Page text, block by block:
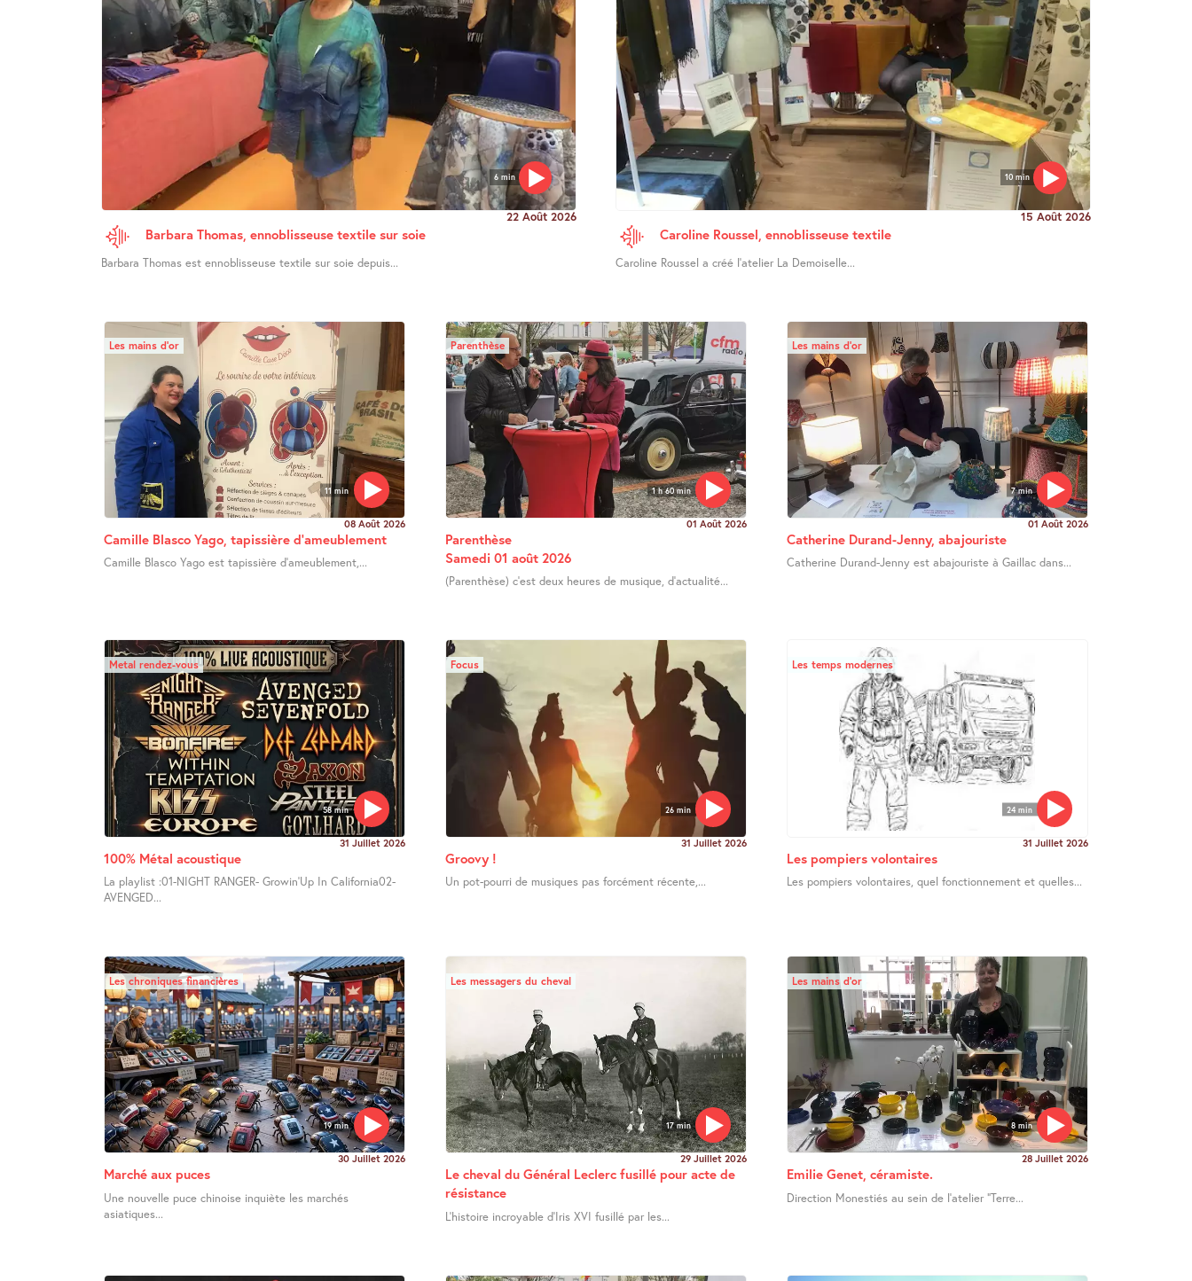
6 min
22 Août 2026
Barbara Thomas, ennoblisseuse textile sur soie
Barbara Thomas est ennoblisseuse textile sur soie depuis...
10 min
15 Août 2026
Caroline Roussel, ennoblisseuse textile
Caroline Roussel a créé l’atelier La Demoiselle...
11 min
Les mains d’or
08 Août 2026
Camille Blasco Yago, tapissière d’ameublement
Camille Blasco Yago est tapissière d’ameublement,...
1 h 60 min
Parenthèse
01 Août 2026
Parenthèse
Samedi 01 août 2026
(Parenthèse) c’est deux heures de musique, d’actualité...
7 min
Les mains d’or
01 Août 2026
Catherine Durand-Jenny, abajouriste
Catherine Durand-Jenny est abajouriste à Gaillac dans...
58 min
Metal rendez-vous
31 Juillet 2026
100% Métal acoustique
La playlist :01-NIGHT RANGER- Growin’Up In California02-
AVENGED...
26 min
Focus
31 Juillet 2026
Groovy !
Un pot-pourri de musiques pas forcément récente,...
24 min
Les temps modernes
31 Juillet 2026
Les pompiers volontaires
Les pompiers volontaires, quel fonctionnement et quelles...
19 min
Les chroniques financières
30 Juillet 2026
Marché aux puces
Une nouvelle puce chinoise inquiète les marchés
asiatiques...
17 min
Les messagers du cheval
29 Juillet 2026
Le cheval du Général Leclerc fusillé pour acte de
résistance
L’histoire incroyable d’Iris XVI fusillé par les...
8 min
Les mains d’or
28 Juillet 2026
Emilie Genet, céramiste.
Direction Monestiés au sein de l’atelier "Terre...